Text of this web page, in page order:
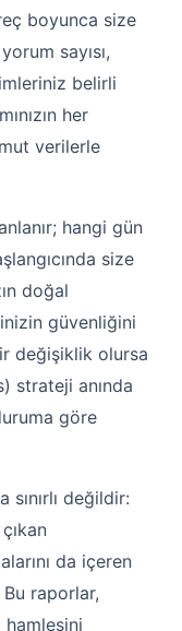
boyunca size
sayısı,
belirli
her
verilerle
hangi gün
size
doğal
güvenliğini
değişiklik olursa
strateji anında
göre
sınırlı değildir:
da içeren
Bu raporlar,